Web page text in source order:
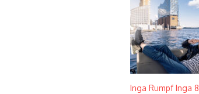
Inga Rumpf Inga